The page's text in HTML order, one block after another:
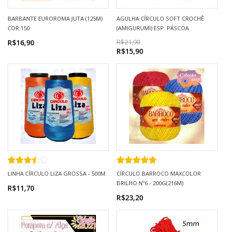
BARBANTE EUROROMA JUTA (125M)
COR:150
R$16,90
AGULHA CÍRCULO SOFT CROCHÊ
(AMIGURUMI) ESP. PÁSCOA
R$21,90
R$15,90
LINHA CÍRCULO LIZA GROSSA - 500M
R$11,70
CÍRCULO BARROCO MAXCOLOR
BRILHO Nº6 - 200G(216M)
R$23,20